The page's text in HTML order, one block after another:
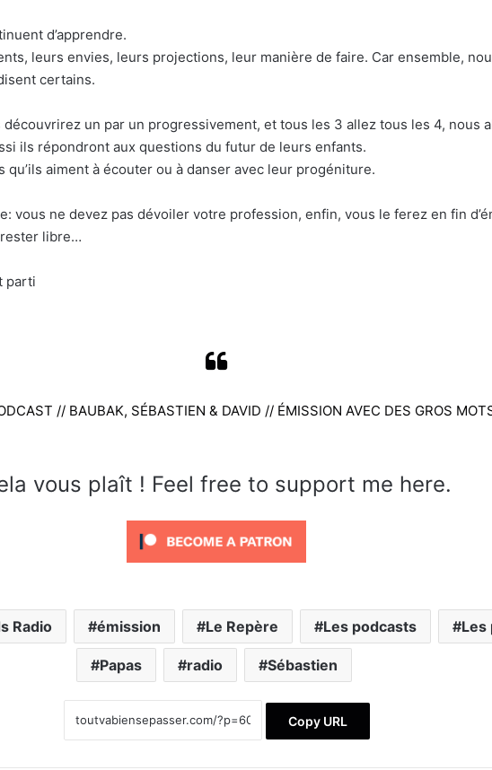
d’apprendre.
leurs envies, leurs projections, leur manière de faire. Car ensemble,
certains.
un par un progressivement, et tous les 3 allez tous les 4, nous
ils répondront aux questions du futur de leurs enfants.
aiment à écouter ou à danser avec leur progéniture.
vous ne devez pas dévoiler votre profession, enfin, vous le ferez en fin
rester libre…
parti
// BAUBAK, SÉBASTIEN & DAVID // ÉMISSION AVEC DES GROS
vous plaît ! Feel free to support me here.
Radio émission Le Repère Les podcasts Les
Papas radio Sébastien
Copy URL